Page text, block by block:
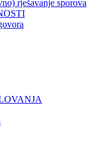
rješavanje sporova